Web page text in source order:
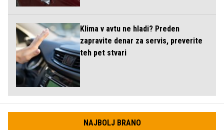
Klima v avtu ne hladi? Preden
zapravite denar za servis, preverite
teh pet stvari
NAJBOLJ BRANO